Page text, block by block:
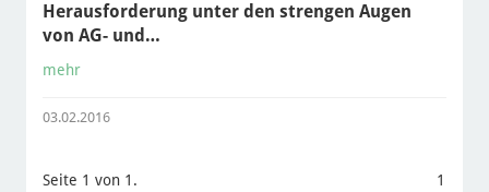
Herausforderung unter den strengen Augen
von AG- und…
mehr
03.02.2016
Seite 1 von 1. 1